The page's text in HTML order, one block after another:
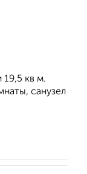
19,5 кв м.
санузел